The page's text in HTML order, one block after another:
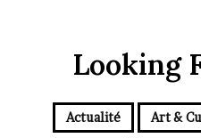
Looking
Actualité Art &